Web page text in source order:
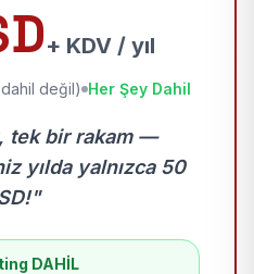
+ KDV / yıl
dahil değil) Her Şey Dahil
tek bir rakam —
yılda yalnızca 50
DAHİL